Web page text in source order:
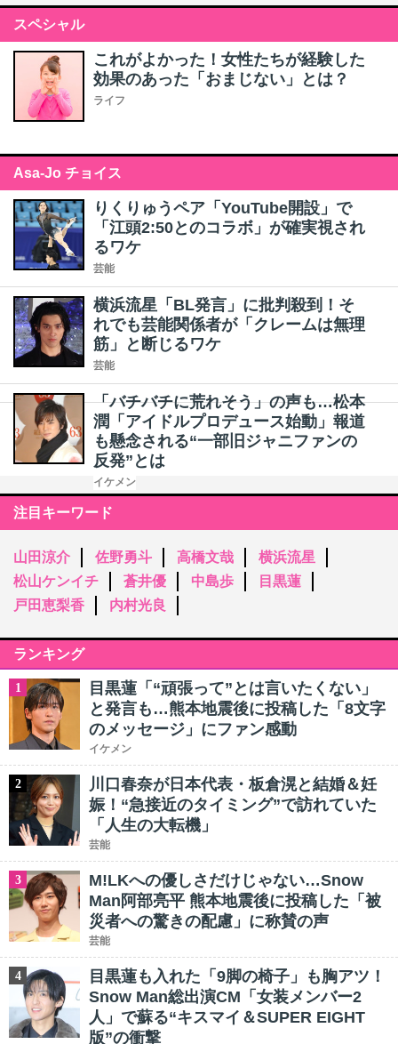
スペシャル
これがよかった！女性たちが経験した
効果のあった「おまじない」とは？
ライフ
Asa-Jo チョイス
りくりゅうペア「YouTube開設」で
「江頭2:50とのコラボ」が確実視され
るワケ
芸能
横浜流星「BL発言」に批判殺到！そ
れでも芸能関係者が「クレームは無理
筋」と断じるワケ
芸能
「バチバチに荒れそう」の声も…松本
潤「アイドルプロデュース始動」報道
も懸念される“一部旧ジャニファンの
反発”とは
イケメン
注目キーワード
山田涼介 佐野勇斗 高橋文哉
横浜流星
松山ケンイチ
蒼井優 中島歩
目黒蓮
戸田恵梨香
内村光良
ランキング
1
目黒蓮「“頑張って”とは言いたくない」
と発言も…熊本地震後に投稿した「8文字
のメッセージ」にファン感動
イケメン
2
川口春奈が日本代表・板倉滉と結婚＆妊
娠！“急接近のタイミング”で訪れていた
「人生の大転機」
芸能
3
M!LKへの優しさだけじゃない…Snow
Man阿部亮平 熊本地震後に投稿した「被
災者への驚きの配慮」に称賛の声
芸能
4
目黒蓮も入れた「9脚の椅子」も胸アツ！
Snow Man総出演CM「女装メンバー2
人」で蘇る“キスマイ＆SUPER EIGHT
版”の衝撃